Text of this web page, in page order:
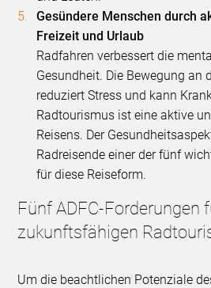
Gesündere Menschen durch
Freizeit und Urlaub
Radfahren verbessert die
Gesundheit. Die Bewegung an
reduziert Stress und kann
Radtourismus ist eine aktive
Reisens. Der
Radreisende einer der fünf
für diese Reiseform.
Fünf ADFC-Forderungen
zukunftsfähigen
Um die beachtlichen Potenziale